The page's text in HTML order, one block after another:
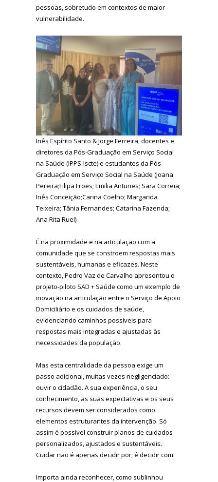
pessoas, sobretudo em contextos de maior
vulnerabilidade.
Inês Espírito Santo & Jorge Ferreira, docentes e
diretores da Pós-Graduação em Serviço Social
na Saúde (IPPS-Iscte) e estudantes da Pós-
Graduação em Serviço Social na Saúde (Joana
Pereira;Filipa Froes; Emilia Antunes; Sara Correia;
Inês Conceição;Carina Coelho; Margarida
Teixeira; Tânia Fernandes; Catarina Fazenda;
Ana Rita Ruel)
É na proximidade e na articulação com a
comunidade que se constroem respostas mais
sustentáveis, humanas e eficazes. Neste
contexto, Pedro Vaz de Carvalho apresentou o
projeto-piloto SAD + Saúde como um exemplo de
inovação na articulação entre o Serviço de Apoio
Domiciliário e os cuidados de saúde,
evidenciando caminhos possíveis para
respostas mais integradas e ajustadas às
necessidades da população.
Mas esta centralidade da pessoa exige um
passo adicional, muitas vezes negligenciado:
ouvir o cidadão. A sua experiência, o seu
conhecimento, as suas expectativas e os seus
recursos devem ser considerados como
elementos estruturantes da intervenção. Só
assim é possível construir planos de cuidados
personalizados, ajustados e sustentáveis.
Cuidar não é apenas decidir por; é decidir com.
Importa ainda reconhecer, como sublinhou